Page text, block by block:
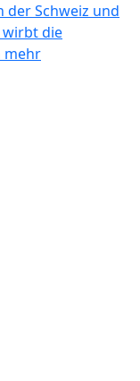
der Schweiz und
wirbt die
mehr